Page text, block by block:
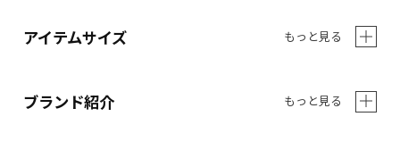
アイテムサイズ もっと見る
ブランド紹介 もっと見る